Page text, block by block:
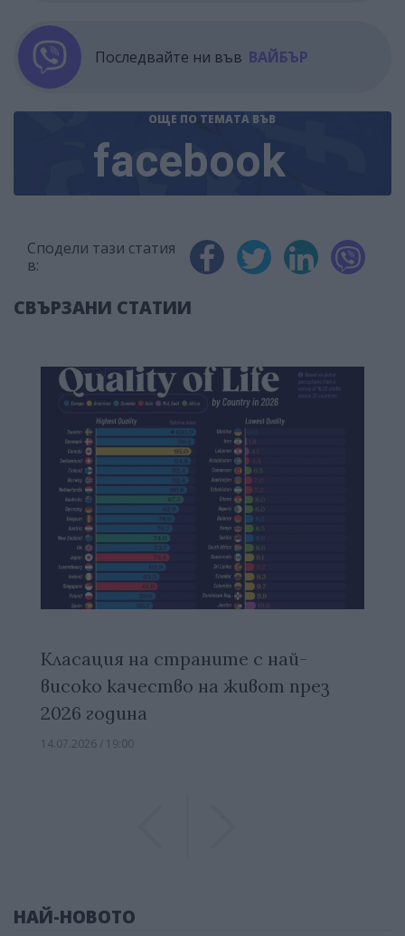
Последвайте ни във ВАЙБЪР
ОЩЕ ПО ТЕМАТА ВЪВ
facebook
Сподели тази статия
в:
СВЪРЗАНИ СТАТИИ
Класация на страните с най-
високо качество на живот през
2026 година
14.07.2026 / 19:00
НАЙ-НОВОТО